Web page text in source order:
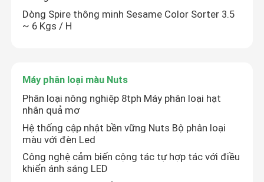
Liên hệ chúng tôi
Yêu cầu báo giá
máy phân loại màu gạo
máy phân loại màu hạt
Dòng Spire thông minh Sesame Color Sorter 3.5
~ 6 Kgs / H
Máy phân loại màu Nuts
Phân loại nông nghiệp 8tph Máy phân loại hạt
nhân quả mơ
Hệ thống cập nhật bền vững Nuts Bộ phân loại
màu với đèn Led
Công nghệ cảm biến cộng tác tự hợp tác với điều
khiển ánh sáng LED